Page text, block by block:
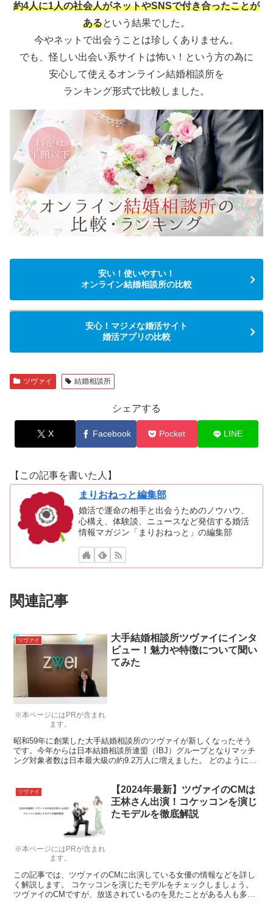
約4人に1人の社会人がネットやSNSで付き合ったことが
あるという結果でした。
今やネットで出会うことは珍しくありません。
でも、怪しい出会い系サイトは怖い！という方の為に
安心して使えるオンライン結婚相談所を
ランキング形式で比較しました。
安い！使いやすい！
オンライン結婚相談所の比較
安心！マジメな婚活サイト
婚活アプリの比較
ツヴァイ 結婚相談所
シェアする
X Facebook Pocket LINE
【この記事を書いた人】
まりおねっと編集部
婚活で運命の相手と出会うためのノウハウ、
心構え、体験談、ニュースなど発信する婚活
情報マガジン「まりおねっと」の編集部
関連記事
※本ページにはPRが含まれ
ます。
ツヴァイ
大手結婚相談所ツヴァイにインタ
ビュー！魅力や特徴について聞い
てみた
昭和59年に創業した大手結婚相談所のツヴァイが新しくなったそう
です。今年からは日本結婚相談所連盟（IBJ）グループとなりマッチ
ング対象者数は日本最大級の約9.2万人に増えました。 どのように変
※本ページにはPRが含まれ
ます。
ツヴァイ
【2024年最新】ツヴァイのCMは
王林さん出演！コケッコンを演じ
たモデルを徹底解説
この記事では、ツヴァイのCMに出演している女優の情報などを詳し
く解説します。 コケッコンを演じたモデルをチェックしましょう。
ツヴァイのCMですが、放送されているのを見たことがある人も多い